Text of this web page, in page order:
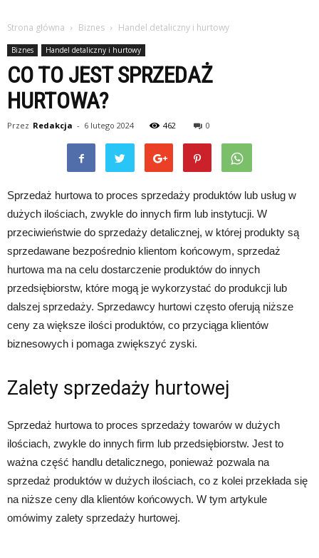
Strona główna Biznes Handel detaliczny i hurtowy
Biznes Handel detaliczny i hurtowy
CO TO JEST SPRZEDAŻ
HURTOWA?
Przez Redakcja - 6 lutego 2024 462 0
Sprzedaż hurtowa to proces sprzedaży produktów lub usług w
dużych ilościach, zwykle do innych firm lub instytucji. W
przeciwieństwie do sprzedaży detalicznej, w której produkty są
sprzedawane bezpośrednio klientom końcowym, sprzedaż
hurtowa ma na celu dostarczenie produktów do innych
przedsiębiorstw, które mogą je wykorzystać do produkcji lub
dalszej sprzedaży. Sprzedawcy hurtowi często oferują niższe
ceny za większe ilości produktów, co przyciąga klientów
biznesowych i pomaga zwiększyć zyski.
Zalety sprzedaży hurtowej
Sprzedaż hurtowa to proces sprzedaży towarów w dużych
ilościach, zwykle do innych firm lub przedsiębiorstw. Jest to
ważna część handlu detalicznego, ponieważ pozwala na
sprzedaż produktów w dużych ilościach, co z kolei przekłada się
na niższe ceny dla klientów końcowych. W tym artykule
omówimy zalety sprzedaży hurtowej.